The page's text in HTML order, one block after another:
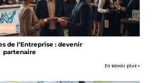
de l’Entreprise : devenir
partenaire
En savoir plus »